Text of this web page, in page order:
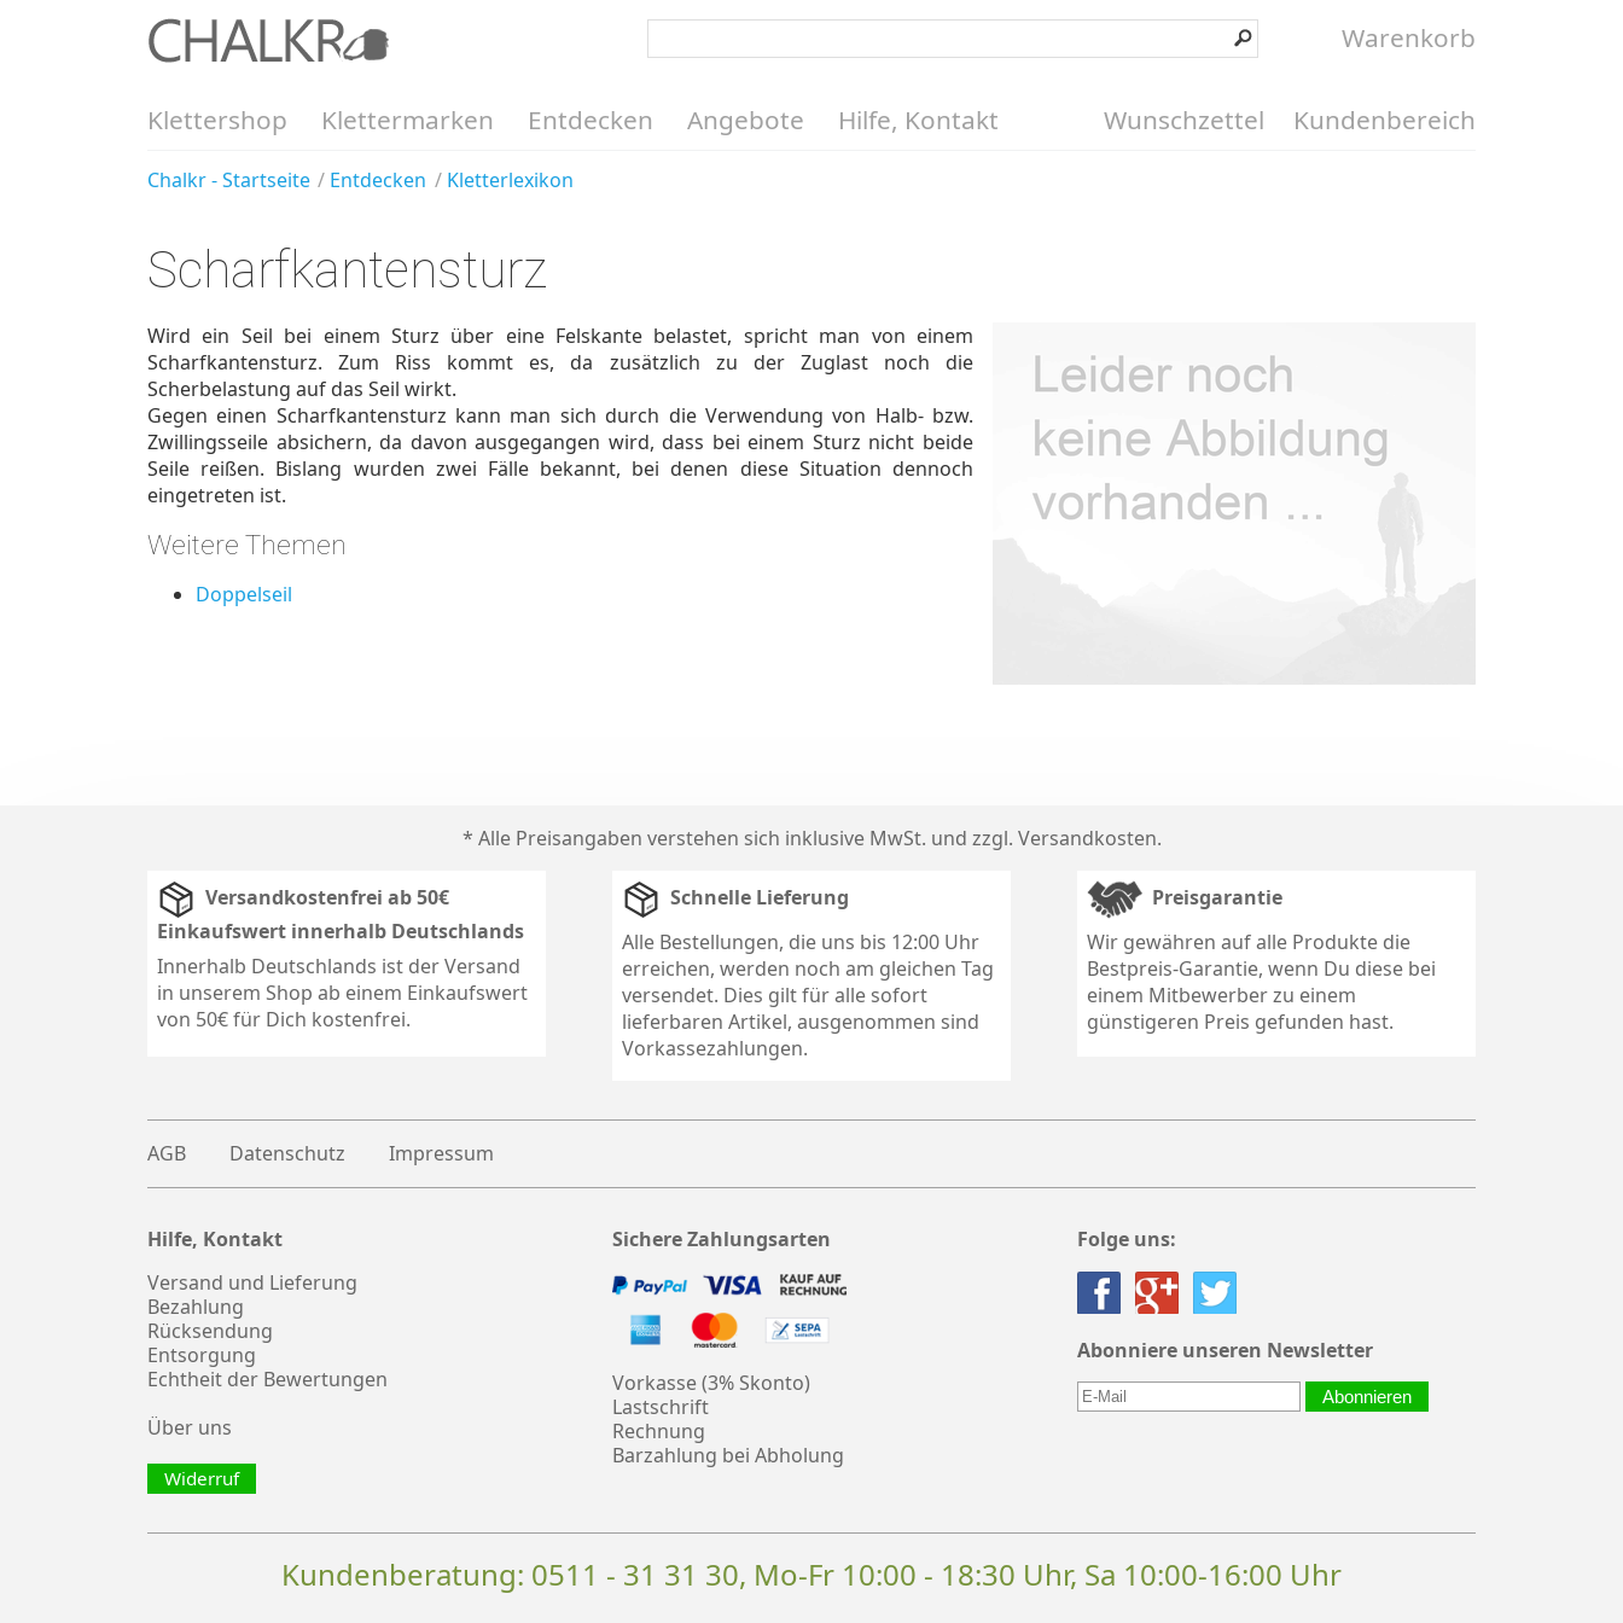
Warenkorb
Klettershop Klettermarken Entdecken Angebote Hilfe, Kontakt Kundenbereich
Wunschzettel
Chalkr - Startseite Entdecken Kletterlexikon
Scharfkantensturz
Wird ein Seil bei einem Sturz über eine Felskante belastet, spricht man von einem
Scharfkantensturz. Zum Riss kommt es, da zusätzlich zu der Zuglast noch die
Scherbelastung auf das Seil wirkt.
Gegen einen Scharfkantensturz kann man sich durch die Verwendung von Halb- bzw.
Zwillingsseile absichern, da davon ausgegangen wird, dass bei einem Sturz nicht beide
Seile reißen. Bislang wurden zwei Fälle bekannt, bei denen diese Situation dennoch
eingetreten ist.
Weitere Themen
Doppelseil
* Alle Preisangaben verstehen sich inklusive MwSt. und zzgl. Versandkosten.
Versandkostenfrei ab 50€
Einkaufswert innerhalb Deutschlands
Innerhalb Deutschlands ist der Versand
in unserem Shop ab einem Einkaufswert
von 50€ für Dich kostenfrei.
Schnelle Lieferung
Alle Bestellungen, die uns bis 12:00 Uhr
erreichen, werden noch am gleichen Tag
versendet. Dies gilt für alle sofort
lieferbaren Artikel, ausgenommen sind
Vorkassezahlungen.
Preisgarantie
Wir gewähren auf alle Produkte die
Bestpreis-Garantie, wenn Du diese bei
einem Mitbewerber zu einem
günstigeren Preis gefunden hast.
AGB Datenschutz Impressum
Hilfe, Kontakt
Versand und Lieferung
Bezahlung
Rücksendung
Entsorgung
Echtheit der Bewertungen
Über uns
Widerruf
Sichere Zahlungsarten
Vorkasse (3% Skonto)
Lastschrift
Rechnung
Barzahlung bei Abholung
Folge uns:
Abonniere unseren Newsletter
Abonnieren
Kundenberatung: 0511 - 31 31 30, Mo-Fr 10:00 - 18:30 Uhr, Sa 10:00-16:00 Uhr